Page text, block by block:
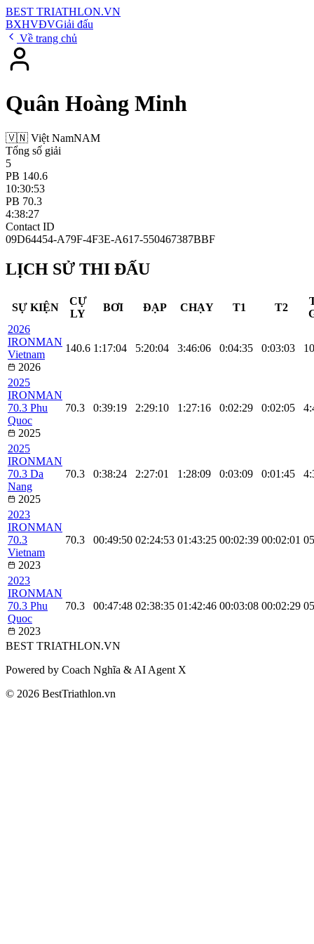
BEST TRIATHLON.VN
BXHVĐVGiải đấu
Về trang chủ
Quân Hoàng Minh
🇻🇳 Việt NamNAM
Tổng số giải
5
PB 140.6
10:30:53
PB 70.3
4:38:27
Contact ID
09D64454-A79F-4F3E-A617-550467387BBF
LỊCH SỬ THI ĐẤU
SỰ KIỆN
CỰ
LY
BƠI ĐẠP CHẠY T1 T2
2026
IRONMAN
Vietnam
2026
140.6 1:17:04 5:20:04 3:46:06 0:04:35 0:03:03
2025
IRONMAN
70.3 Phu
Quoc
2025
70.3 0:39:19 2:29:10 1:27:16 0:02:29 0:02:05
2025
IRONMAN
70.3 Da
Nang
2025
70.3 0:38:24 2:27:01 1:28:09 0:03:09 0:01:45
2023
IRONMAN
70.3
Vietnam
2023
70.3 00:49:50 02:24:53 01:43:25 00:02:39 00:02:01
2023
IRONMAN
70.3 Phu
Quoc
2023
70.3 00:47:48 02:38:35 01:42:46 00:03:08 00:02:29
BEST TRIATHLON.VN
Powered by Coach Nghĩa & AI Agent X
© 2026 BestTriathlon.vn